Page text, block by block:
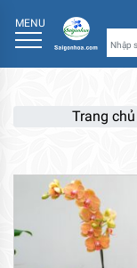
MENU
Trang chủ